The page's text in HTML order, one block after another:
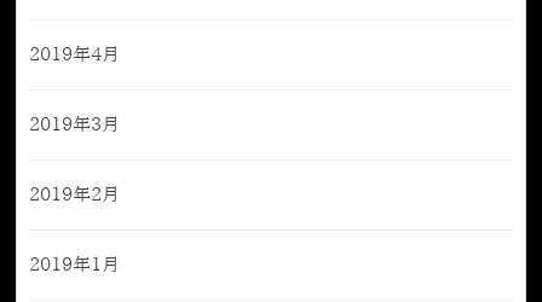
2019年4月
2019年3月
2019年2月
2019年1月